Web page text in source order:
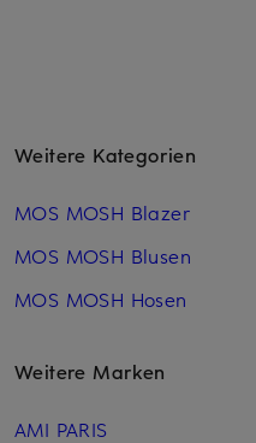
Weitere Kategorien
MOS MOSH Blazer
MOS MOSH Blusen
MOS MOSH Hosen
Weitere Marken
AMI PARIS